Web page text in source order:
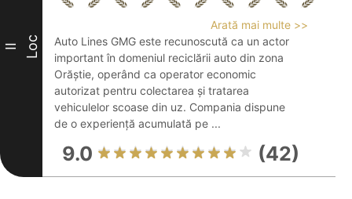
II Loc
Arată mai multe >>
Auto Lines GMG este recunoscută ca un actor
important în domeniul reciclării auto din zona
Orăștie, operând ca operator economic
autorizat pentru colectarea și tratarea
vehiculelor scoase din uz. Compania dispune
de o experiență acumulată pe ...
9.0 (42)